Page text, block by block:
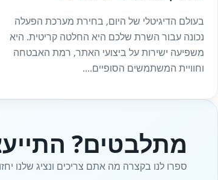
בעולם הדיגיטלי של היום, בחירת מערכת הפעלה
נכונה עבור השרת שלכם היא החלטה קריטית. היא
משפיעה ישירות על ביצועי האתר, רמת האבטחה
וחוויית המשתמשים הסופיים....
מתלבטים?
ספרו לנו בקצרה מה אתם צריכים ונציג שלנו